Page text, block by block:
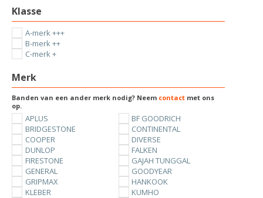
Klasse
A-merk +++
B-merk ++
C-merk +
Merk
Banden van een ander merk nodig? Neem contact met ons
op.
APLUS
BF GOODRICH
BRIDGESTONE
CONTINENTAL
COOPER
DIVERSE
DUNLOP
FALKEN
FIRESTONE
GAJAH TUNGGAL
GENERAL
GOODYEAR
GRIPMAX
HANKOOK
KLEBER
KUMHO